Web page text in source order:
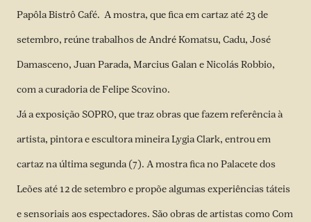
Papôla Bistrô Café. A mostra, que fica em cartaz até 23 de
setembro, reúne trabalhos de André Komatsu, Cadu, José
Damasceno, Juan Parada, Marcius Galan e Nicolás Robbio,
com a curadoria de Felipe Scovino.
Já a exposição SOPRO, que traz obras que fazem referência à
artista, pintora e escultora mineira Lygia Clark, entrou em
cartaz na última segunda (7). A mostra fica no Palacete dos
Leões até 12 de setembro e propõe algumas experiências táteis
e sensoriais aos espectadores. São obras de artistas como Com